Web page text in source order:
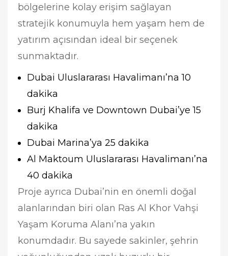
bölgelerine kolay erişim sağlayan
stratejik konumuyla hem yaşam hem de
yatırım açısından ideal bir seçenek
sunmaktadır.
Dubai Uluslararası Havalimanı’na 10
dakika
Burj Khalifa ve Downtown Dubai’ye 15
dakika
Dubai Marina’ya 25 dakika
Al Maktoum Uluslararası Havalimanı’na
40 dakika
Proje ayrıca Dubai’nin en önemli doğal
alanlarından biri olan Ras Al Khor Vahşi
Yaşam Koruma Alanı’na yakın
konumdadır. Bu sayede sakinler, şehrin